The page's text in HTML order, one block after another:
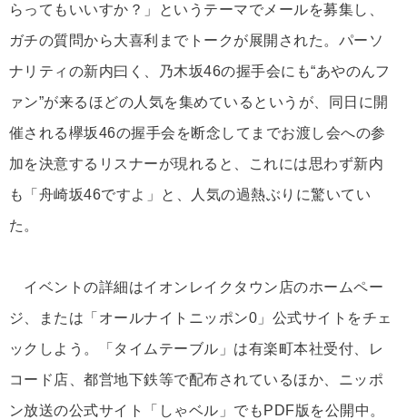
らってもいいすか？」というテーマでメールを募集し、
ガチの質問から大喜利までトークが展開された。パーソ
ナリティの新内曰く、乃木坂46の握手会にも“あやのんフ
ァン”が来るほどの人気を集めているというが、同日に開
催される欅坂46の握手会を断念してまでお渡し会への参
加を決意するリスナーが現れると、これには思わず新内
も「舟崎坂46ですよ」と、人気の過熱ぶりに驚いてい
た。
イベントの詳細はイオンレイクタウン店のホームペー
ジ、または「オールナイトニッポン0」公式サイトをチェ
ックしよう。「タイムテーブル」は有楽町本社受付、レ
コード店、都営地下鉄等で配布されているほか、ニッポ
ン放送の公式サイト「しゃベル」でもPDF版を公開中。